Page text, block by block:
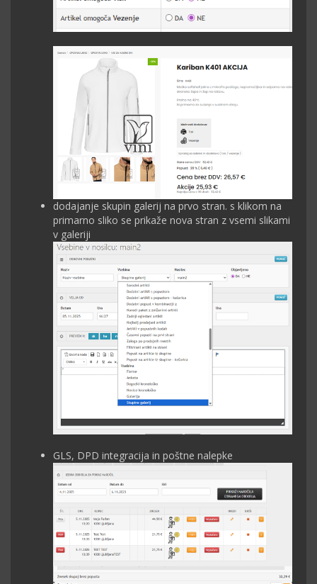
dodajanje skupin galerij na prvo stran. s klikom na
primarno sliko se prikaže nova stran z vsemi slikami
v galeriji
GLS, DPD integracija in poštne nalepke